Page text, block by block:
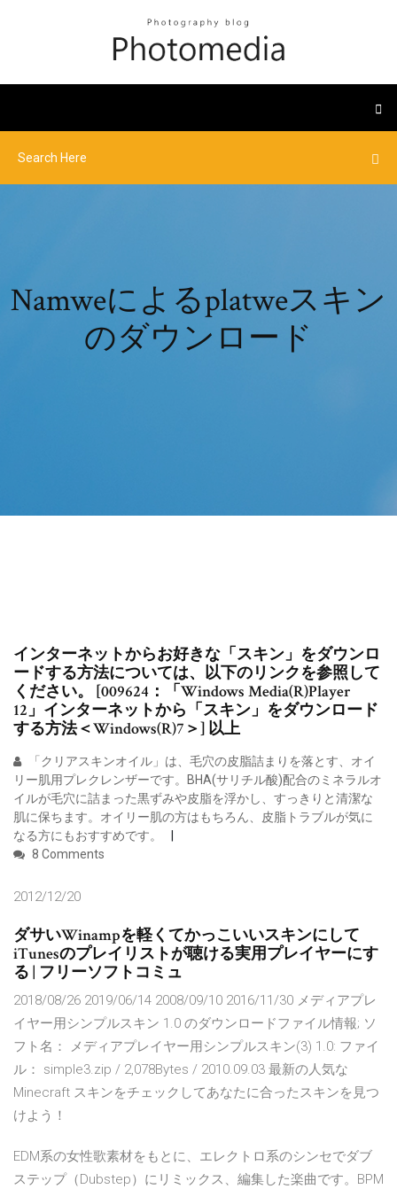
Namweによるplatweスキン
のダウンロード
インターネットからお好きな「スキン」をダウンロ
ードする方法については、以下のリンクを参照して
ください。 [009624：「Windows Media(R)Player
12」インターネットから「スキン」をダウンロード
する方法＜Windows(R)7＞] 以上
「クリアスキンオイル」は、毛穴の皮脂詰まりを落とす、オイ
リー肌用プレクレンザーです。BHA(サリチル酸)配合のミネラルオ
イルが毛穴に詰まった黒ずみや皮脂を浮かし、すっきりと清潔な
肌に保ちます。オイリー肌の方はもちろん、皮脂トラブルが気に
なる方にもおすすめです。
8 Comments
2012/12/20
ダサいWinampを軽くてかっこいいスキンにして
iTunesのプレイリストが聴ける実用プレイヤーにす
る | フリーソフトコミュ
2018/08/26 2019/06/14 2008/09/10 2016/11/30 メディアプレ
イヤー用シンプルスキン 1.0 のダウンロードファイル情報; ソ
フト名： メディアプレイヤー用シンプルスキン(3) 1.0: ファイ
ル： simple3.zip / 2,078Bytes / 2010.09.03 最新の人気な
Minecraft スキンをチェックしてあなたに合ったスキンを見つ
けよう！
EDM系の女性歌素材をもとに、エレクトロ系のシンセでダブ
ステップ（Dubstep）にリミックス、編集した楽曲です。BPM